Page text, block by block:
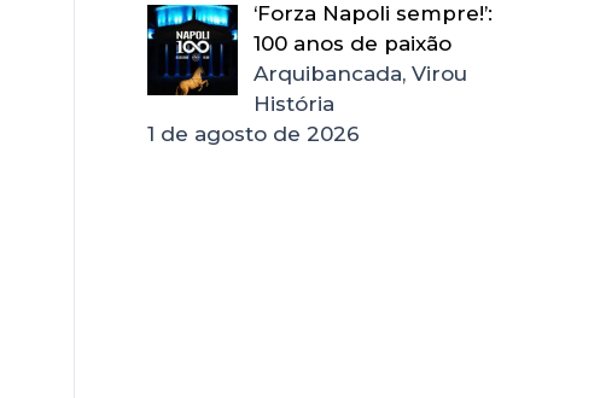
‘Forza Napoli sempre!’:
100 anos de paixão
Arquibancada, Virou
História
1 de agosto de 2026